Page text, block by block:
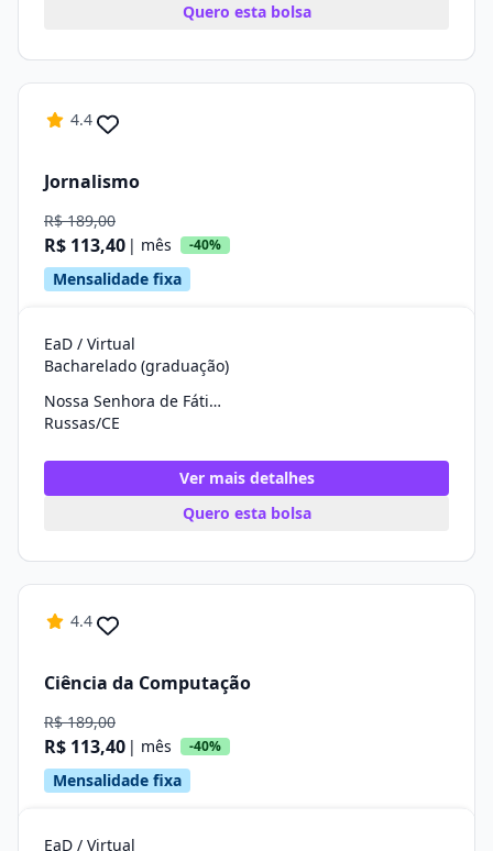
Quero esta bolsa
4.4
Jornalismo
R$ 189,00
R$ 113,40 | mês -40%
Mensalidade fixa
EaD / Virtual
Bacharelado (graduação)
Nossa Senhora de Fátima
Russas/CE
Ver mais detalhes
Quero esta bolsa
4.4
Ciência da Computação
R$ 189,00
R$ 113,40 | mês -40%
Mensalidade fixa
EaD / Virtual